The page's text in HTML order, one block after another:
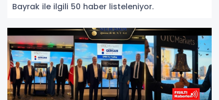
Bayrak ile ilgili 50 haber listeleniyor.